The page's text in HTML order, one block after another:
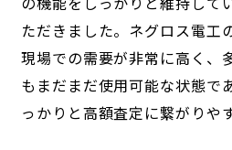
ただきました。ネグロス電工
現場での需要が非常に高く、
もまだまだ使用可能な状態で
っかりと高額査定に繋がりや